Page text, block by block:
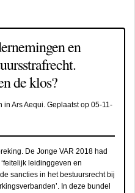
en
de klos?
in Ars Aequi. Geplaatst op 05-11-
De Jonge VAR 2018 had
leidinggeven en
sancties in het bestuursrecht bij
In deze bundel